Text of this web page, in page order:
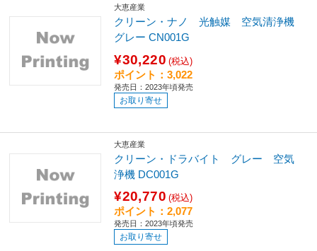
大恵産業
クリーン・ナノ 光触媒 空気清浄機
グレー CN001G
¥30,220 (税込)
ポイント：3,022
発売日：2023年頃発売
お取り寄せ
大恵産業
クリーン・ドラバイト グレー 空気
浄機 DC001G
¥20,770 (税込)
ポイント：2,077
発売日：2023年頃発売
お取り寄せ